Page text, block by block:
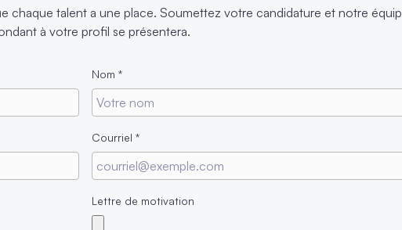
chaque talent a une place. Soumettez votre candidature et notre
à votre profil se présentera.
Nom *
Courriel *
Lettre de motivation